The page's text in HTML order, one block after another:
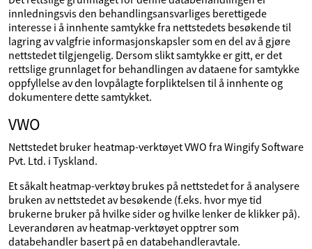
innledningsvis den behandlingsansvarliges berettigede
interesse i å innhente samtykke fra nettstedets besøkende til
lagring av valgfrie informasjonskapsler som en del av å gjøre
nettstedet tilgjengelig. Dersom slikt samtykke er gitt, er det
rettslige grunnlaget for behandlingen av dataene for samtykke
oppfyllelse av den lovpålagte forpliktelsen til å innhente og
dokumentere dette samtykket.
VWO
Nettstedet bruker heatmap-verktøyet VWO fra Wingify Software
Pvt. Ltd. i Tyskland.
Et såkalt heatmap-verktøy brukes på nettstedet for å analysere
bruken av nettstedet av besøkende (f.eks. hvor mye tid
brukerne bruker på hvilke sider og hvilke lenker de klikker på).
Leverandøren av heatmap-verktøyet opptrer som
databehandler basert på en databehandleravtale.